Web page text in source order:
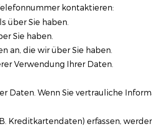
kontaktieren:
über Sie haben.
Sie haben.
an, die wir über Sie haben.
Verwendung Ihrer Daten.
Daten. Wenn Sie vertrauliche
Kreditkartendaten) erfassen,